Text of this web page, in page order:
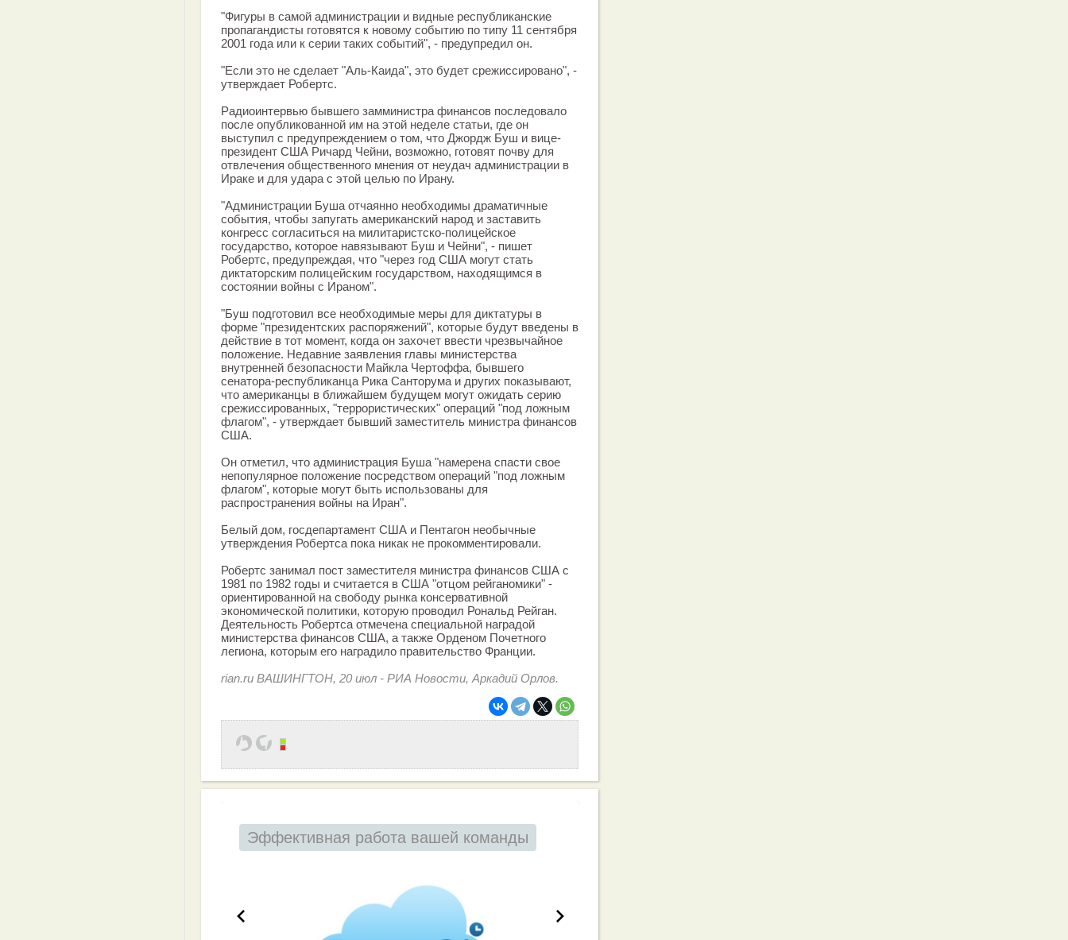
"Фигуры в самой администрации и видные республиканские
пропагандисты готовятся к новому событию по типу 11 сентября
2001 года или к серии таких событий", - предупредил он.
"Если это не сделает "Аль-Каида", это будет срежиссировано", -
утверждает Робертс.
Радиоинтервью бывшего замминистра финансов последовало
после опубликованной им на этой неделе статьи, где он
выступил с предупреждением о том, что Джордж Буш и вице-
президент США Ричард Чейни, возможно, готовят почву для
отвлечения общественного мнения от неудач администрации в
Ираке и для удара с этой целью по Ирану.
"Администрации Буша отчаянно необходимы драматичные
события, чтобы запугать американский народ и заставить
конгресс согласиться на милитаристско-полицейское
государство, которое навязывают Буш и Чейни", - пишет
Робертс, предупреждая, что "через год США могут стать
диктаторским полицейским государством, находящимся в
состоянии войны с Ираном".
"Буш подготовил все необходимые меры для диктатуры в
форме "президентских распоряжений", которые будут введены в
действие в тот момент, когда он захочет ввести чрезвычайное
положение. Недавние заявления главы министерства
внутренней безопасности Майкла Чертоффа, бывшего
сенатора-республиканца Рика Санторума и других показывают,
что американцы в ближайшем будущем могут ожидать серию
срежиссированных, "террористических" операций "под ложным
флагом", - утверждает бывший заместитель министра финансов
США.
Он отметил, что администрация Буша "намерена спасти свое
непопулярное положение посредством операций "под ложным
флагом", которые могут быть использованы для
распространения войны на Иран".
Белый дом, госдепартамент США и Пентагон необычные
утверждения Робертса пока никак не прокомментировали.
Робертс занимал пост заместителя министра финансов США с
1981 по 1982 годы и считается в США "отцом рейганомики" -
ориентированной на свободу рынка консервативной
экономической политики, которую проводил Рональд Рейган.
Деятельность Робертса отмечена специальной наградой
министерства финансов США, а также Орденом Почетного
легиона, которым его наградило правительство Франции.
rian.ru ВАШИНГТОН, 20 июл - РИА Новости, Аркадий Орлов.
Эффективная работа вашей команды